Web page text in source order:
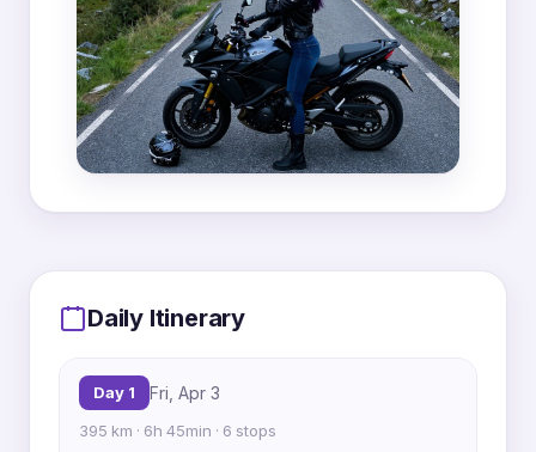
MapLibre|OpenFreeMap © OpenMapTilesData fromOpenStreetMap
Daily Itinerary
Day 1 Fri, Apr 3
395 km · 6h 45min · 6 stops